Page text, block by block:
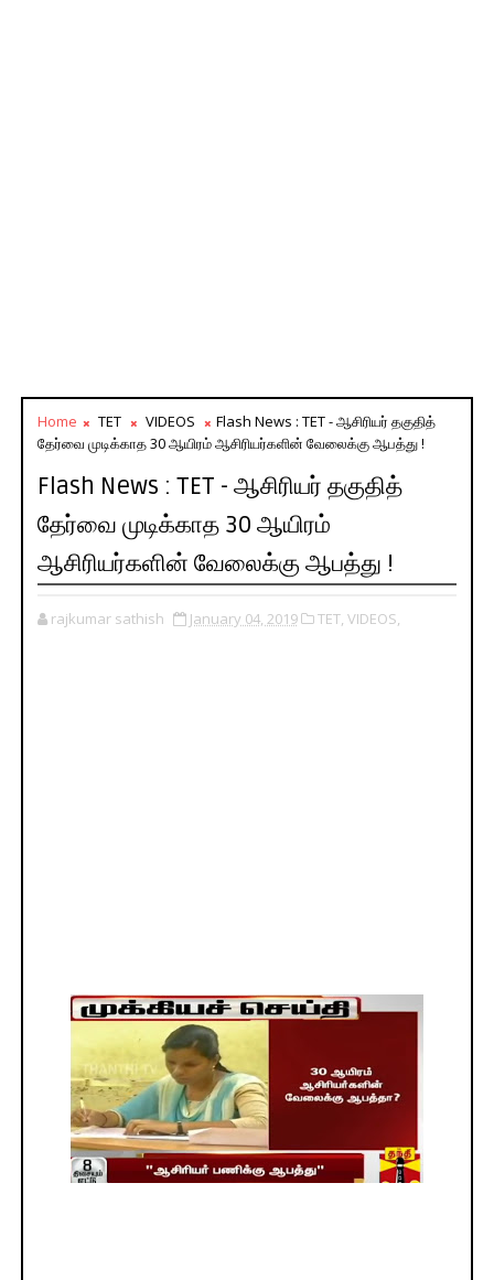
Home TET VIDEOS
Flash News : TET - ஆசிரியர் தகுதித்
தேர்வை முடிக்காத 30 ஆயிரம் ஆசிரியர்களின் வேலைக்கு ஆபத்து !
Flash News : TET - ஆசிரியர் தகுதித்
தேர்வை முடிக்காத 30 ஆயிரம்
ஆசிரியர்களின் வேலைக்கு ஆபத்து !
rajkumar sathish January 04, 2019 TET, VIDEOS,